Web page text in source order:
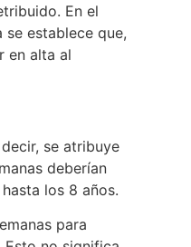
En el
se establece que,
en alta al
se atribuye
deberían
los 8 años.
para